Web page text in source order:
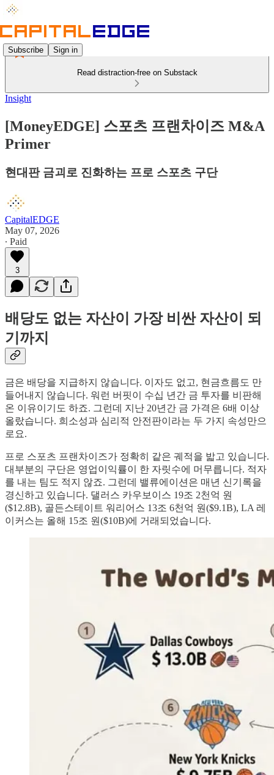
Subscribe Sign in
Read distraction-free on Substack
Insight
[MoneyEDGE] 스포츠 프랜차이즈 M&A
Primer
현대판 금괴로 진화하는 프로 스포츠 구단
CapitalEDGE
May 07, 2026
∙ Paid
3
배당도 없는 자산이 가장 비싼 자산이 되
기까지
금은 배당을 지급하지 않습니다. 이자도 없고, 현금흐름도 만
들어내지 않습니다. 워런 버핏이 수십 년간 금 투자를 비판해
온 이유이기도 하죠. 그런데 지난 20년간 금 가격은 6배 이상
올랐습니다. 희소성과 심리적 안전판이라는 두 가지 속성만으
로요.
프로 스포츠 프랜차이즈가 정확히 같은 궤적을 밟고 있습니다.
대부분의 구단은 영업이익률이 한 자릿수에 머무릅니다. 적자
를 내는 팀도 적지 않죠. 그런데 밸류에이션은 매년 신기록을
경신하고 있습니다. 댈러스 카우보이스 19조 2천억 원
($12.8B), 골든스테이트 워리어스 13조 6천억 원($9.1B), LA 레
이커스는 올해 15조 원($10B)에 거래되었습니다.